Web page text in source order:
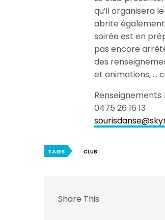
qu’il organisera le
abrite
soirée est en
pas encore
des
et animations, …
Renseignements :
0475 26 16 13
TAGS CLUB
Share This